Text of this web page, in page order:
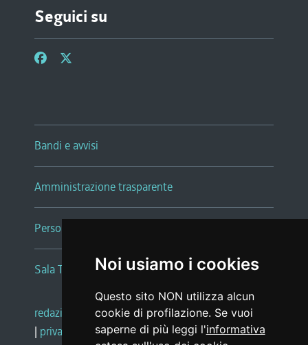
Noi usiamo i cookies
Questo sito NON utilizza alcun
cookie di profilazione. Se vuoi
saperne di più leggi l'informativa
Seguici su
Bandi e avvisi
Amministrazione trasparente
Persone e Uffici
Sala Tiziano Tessitori
redazione web |note legali |glossario
| privacy
social media policy